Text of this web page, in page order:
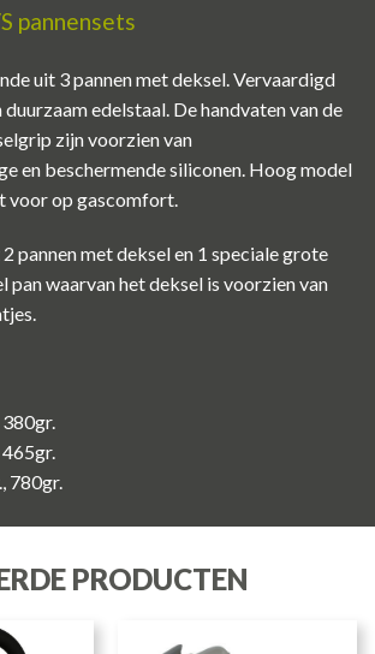
pannensets
uit 3 pannen met deksel. Vervaardigd
duurzaam edelstaal. De handvaten van de
zijn voorzien van
en beschermende siliconen. Hoog model
voor op gascomfort.
pannen met deksel en 1 speciale grote
pan waarvan het deksel is voorzien van
780gr.
PRODUCTEN